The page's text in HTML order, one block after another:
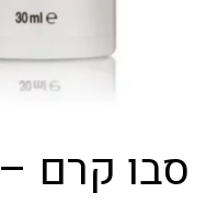
סבו קרם – Sebo cream